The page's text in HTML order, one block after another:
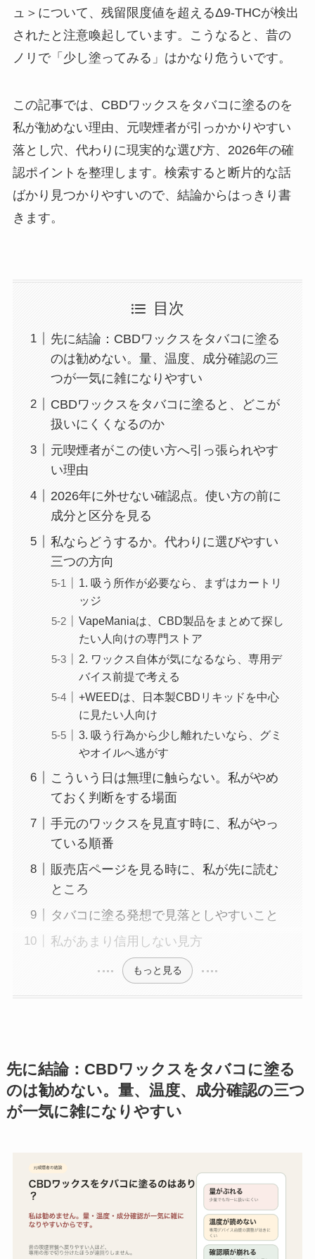
ュ＞について、残留限度値を超えるΔ9-THCが検出
されたと注意喚起しています。こうなると、昔の
ノリで「少し塗ってみる」はかなり危ういです。
この記事では、CBDワックスをタバコに塗るのを
私が勧めない理由、元喫煙者が引っかかりやすい
落とし穴、代わりに現実的な選び方、2026年の確
認ポイントを整理します。検索すると断片的な話
ばかり見つかりやすいので、結論からはっきり書
きます。
目次
先に結論：CBDワックスをタバコに塗る
のは勧めない。量、温度、成分確認の三
つが一気に雑になりやすい
CBDワックスをタバコに塗ると、どこが
扱いにくくなるのか
元喫煙者がこの使い方へ引っ張られやす
い理由
2026年に外せない確認点。使い方の前に
成分と区分を見る
私ならどうするか。代わりに選びやすい
三つの方向
1. 吸う所作が必要なら、まずはカートリ
ッジ
VapeManiaは、CBD製品をまとめて探し
たい人向けの専門ストア
2. ワックス自体が気になるなら、専用デ
バイス前提で考える
+WEEDは、日本製CBDリキッドを中心
に見たい人向け
3. 吸う行為から少し離れたいなら、グミ
やオイルへ逃がす
こういう日は無理に触らない。私がやめ
ておく判断をする場面
手元のワックスを見直す時に、私がやっ
ている順番
販売店ページを見る時に、私が先に読む
ところ
タバコに塗る発想で見落としやすいこと
私があまり信用しない見方
もっと見る
先に結論：CBDワックスをタバコに塗る
のは勧めない。量、温度、成分確認の三つ
が一気に雑になりやすい